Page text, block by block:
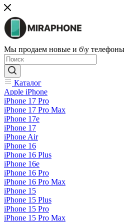
Мы продаем новые и б\у
Каталог
Apple iPhone
iPhone 17 Pro
iPhone 17 Pro Max
iPhone 17e
iPhone 17
iPhone Air
iPhone 16
iPhone 16 Plus
iPhone 16e
iPhone 16 Pro
iPhone 16 Pro Max
iPhone 15
iPhone 15 Plus
iPhone 15 Pro
iPhone 15 Pro Max